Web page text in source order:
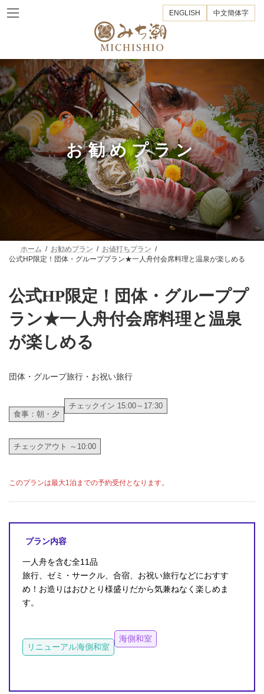
ン
へ
ス
キ
ッ
プ
ビ
ョ
ン
に
移
動
ENGLISH 中文簡体字
お勧めプラン
ホーム お勧めプラン
お値打ちプラン
公式HP限定！団体・グループプラン★一人舟付会席料理と温泉が楽しめる
公式HP限定！団体・グループプ
ラン★一人舟付会席料理と温泉
が楽しめる
団体・グループ旅行・お祝い旅行
食事：朝・夕
チェックイン 15:00～17:30
チェックアウト ～10:00
このプランは最大1泊までの予約受付となります。
プラン内容
一人舟を含む全11品
旅行、ゼミ・サークル、合宿、お祝い旅行などにおすす
め！お造りはおひとり様盛りだから気兼ねなく楽しめま
す。
リニューアル海側和室
海側和室